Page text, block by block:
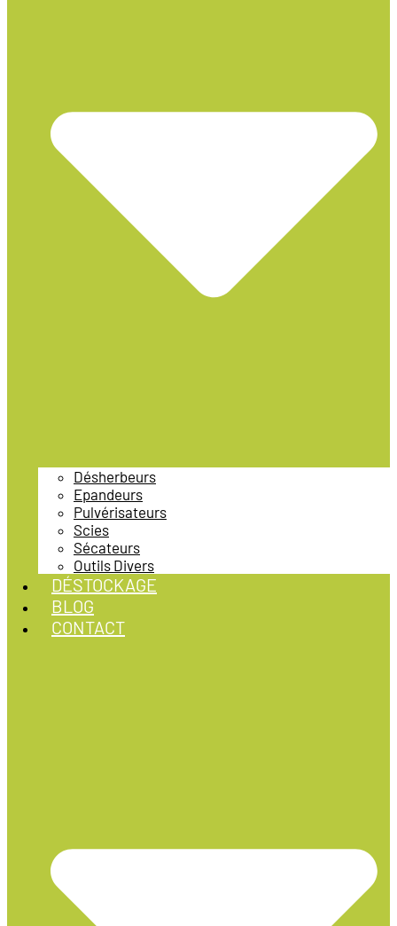
Désherbeurs
Epandeurs
Pulvérisateurs
Scies
Sécateurs
Outils Divers
DÉSTOCKAGE
BLOG
CONTACT